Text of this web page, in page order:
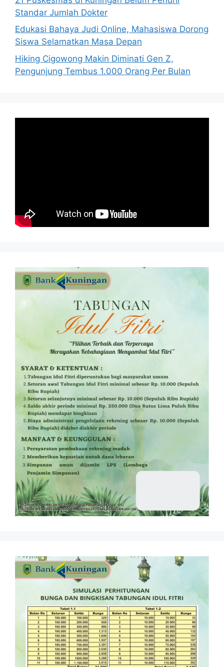
Standar Jumlah Dokter
Edukasi Bahaya Judi Online, Mahasiswa Dorong
Siswa Selamatkan Masa Depan
Hiking Cigowong Makin Diminati Gen Z,
Pengunjung Tembus 1.000 Orang Per Bulan